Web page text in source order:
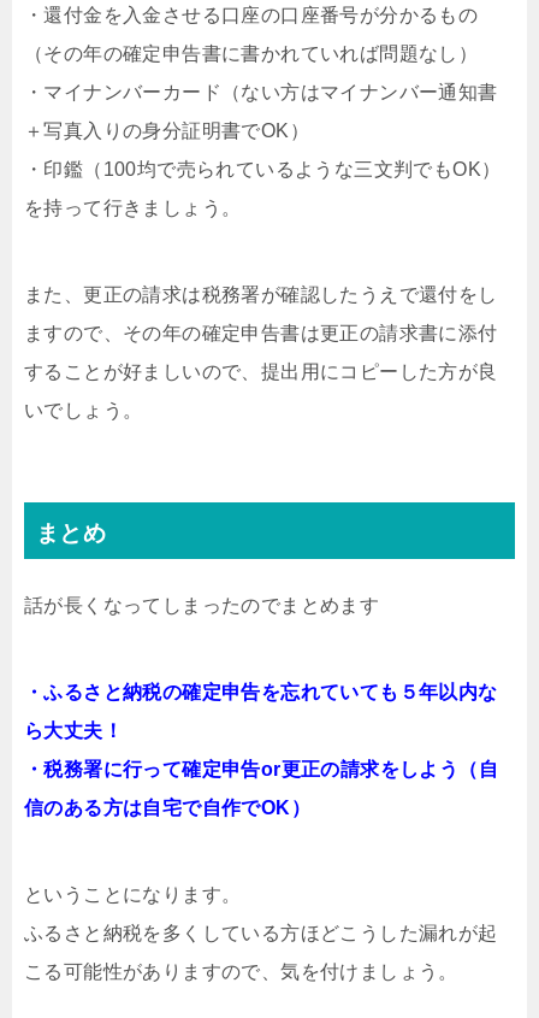
・還付金を入金させる口座の口座番号が分かるもの
（その年の確定申告書に書かれていれば問題なし）
・マイナンバーカード（ない方はマイナンバー通知書
＋写真入りの身分証明書でOK）
・印鑑（100均で売られているような三文判でもOK）
を持って行きましょう。
また、更正の請求は税務署が確認したうえで還付をし
ますので、その年の確定申告書は更正の請求書に添付
することが好ましいので、提出用にコピーした方が良
いでしょう。
まとめ
話が長くなってしまったのでまとめます
・ふるさと納税の確定申告を忘れていても５年以内な
ら大丈夫！
・税務署に行って確定申告or更正の請求をしよう（自
信のある方は自宅で自作でOK）
ということになります。
ふるさと納税を多くしている方ほどこうした漏れが起
こる可能性がありますので、気を付けましょう。